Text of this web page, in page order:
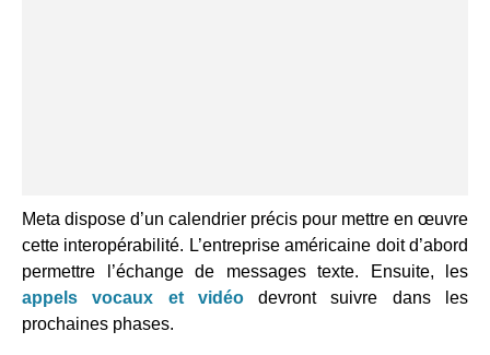
Meta dispose d’un calendrier précis pour mettre en œuvre
cette interopérabilité. L’entreprise américaine doit d’abord
permettre l’échange de messages texte. Ensuite, les
appels vocaux et vidéodevront suivre dans les
prochaines phases.